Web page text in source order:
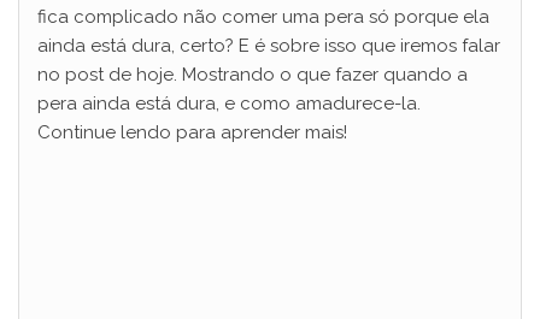
fica complicado não comer uma pera só porque ela
ainda está dura, certo? E é sobre isso que iremos falar
no post de hoje. Mostrando o que fazer quando a
pera ainda está dura, e como amadurece-la.
Continue lendo para aprender mais!